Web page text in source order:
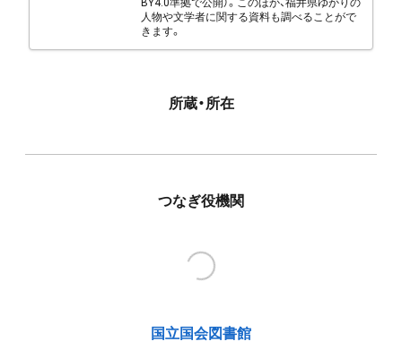
BY4.0準拠で公開）。このほか、福井県ゆかりの
人物や文学者に関する資料も調べることがで
きます。
所蔵・所在
つなぎ役機関
国立国会図書館